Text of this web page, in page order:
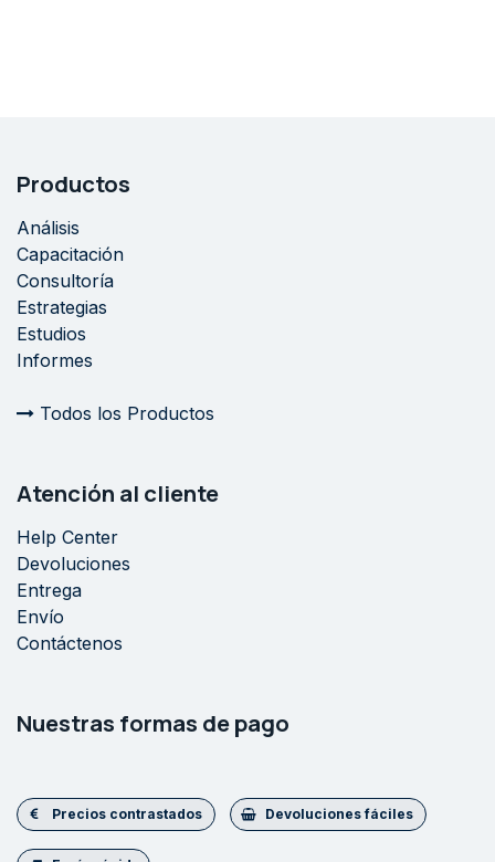
Productos
Análisis
Capacitación
Consultoría
Estrategias
Estudios
Informes
Todos los Productos
Atención al cliente
Help Center
Devoluciones
Entrega
Envío
Contáctenos
Nuestras formas de pago
Precios contrastados Devoluciones fáciles